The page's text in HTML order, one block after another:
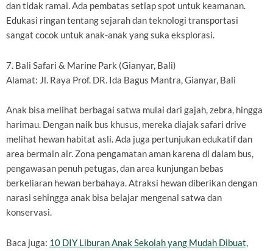
dan tidak ramai. Ada pembatas setiap spot untuk keamanan.
Edukasi ringan tentang sejarah dan teknologi transportasi
sangat cocok untuk anak-anak yang suka eksplorasi.
7. Bali Safari & Marine Park (Gianyar, Bali)
Alamat: Jl. Raya Prof. DR. Ida Bagus Mantra, Gianyar, Bali
Anak bisa melihat berbagai satwa mulai dari gajah, zebra, hingga
harimau. Dengan naik bus khusus, mereka diajak safari drive
melihat hewan habitat asli. Ada juga pertunjukan edukatif dan
area bermain air. Zona pengamatan aman karena di dalam bus,
pengawasan penuh petugas, dan area kunjungan bebas
berkeliaran hewan berbahaya. Atraksi hewan diberikan dengan
narasi sehingga anak bisa belajar mengenal satwa dan
konservasi.
Baca juga: 10 DIY Liburan Anak Sekolah yang Mudah Dibuat,